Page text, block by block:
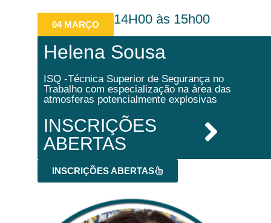
04 MARÇO 14H00 às 15h00
Helena Sousa
ISQ -Técnica Superior de Segurança no
Trabalho com especialização na área das
atmosferas potencialmente explosivas
INSCRIÇÕES
ABERTAS
INSCRIÇÕES ABERTAS